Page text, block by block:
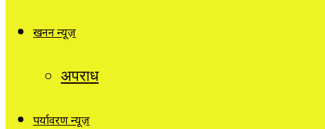
खनन न्यूज़
अपराध
पर्यावरण न्यूज़